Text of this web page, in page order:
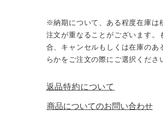
※納期について、ある程度在庫は
注文が重なることがございます。
合、キャンセルもしくは在庫のあ
らかをご注文の際にご選択くださ
返品特約について
商品についてのお問い合わせ